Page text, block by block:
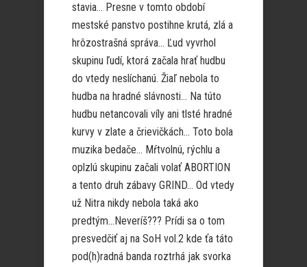
stavia… Presne v tomto období
mestské panstvo postihne krutá, zlá a
hrôzostrašná správa… Ľud vyvrhol
skupinu ľudí, ktorá začala hrať hudbu
do vtedy neslíchanú. Žiaľ nebola to
hudba na hradné slávnosti… Na túto
hudbu netancovali víly ani tlsté hradné
kurvy v zlate a črievičkách… Toto bola
muzika bedače… Mŕtvolnú, rýchlu a
oplzlú skupinu začali volať ABORTION
a tento druh zábavy GRIND… Od vtedy
už Nitra nikdy nebola taká ako
predtým…Neveríš??? Prídi sa o tom
presvedčiť aj na SoH vol.2 kde ťa táto
pod(h)radná banda roztrhá jak svorka